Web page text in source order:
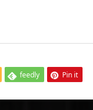
feedly Pin it